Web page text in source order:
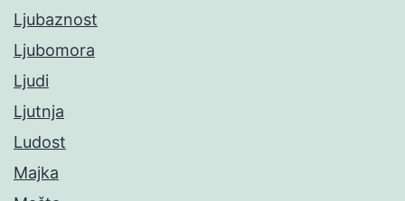
Ljubaznost
Ljubomora
Ljudi
Ljutnja
Ludost
Majka